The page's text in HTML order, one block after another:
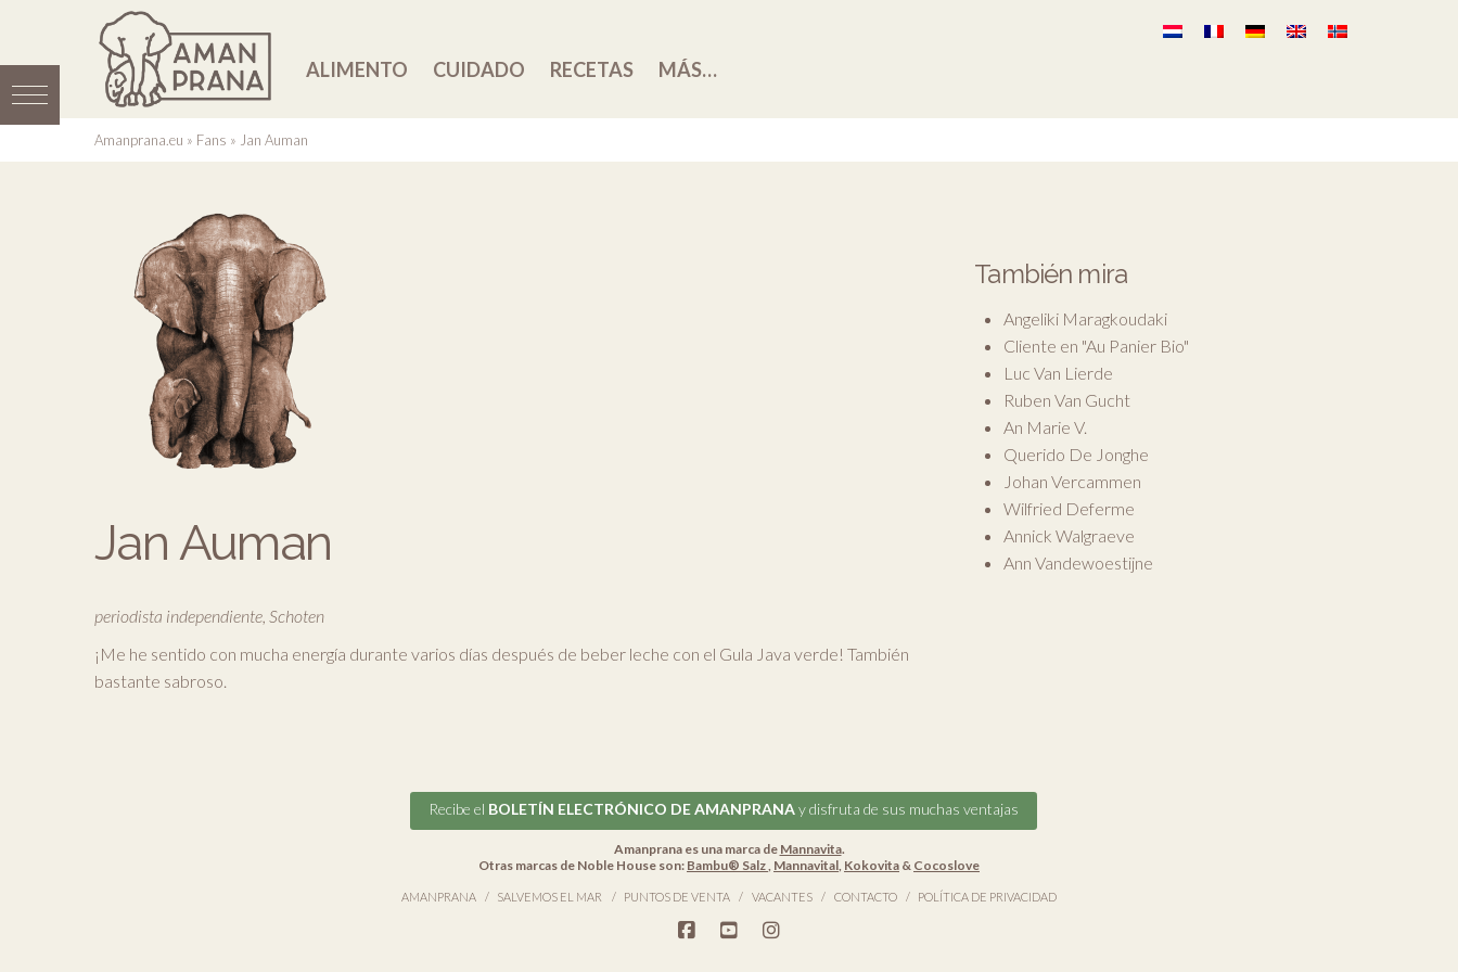
ALIMENTO CUIDADO RECETAS MÁS…
Amanprana.eu » Fans » Jan Auman
Jan Auman
periodista independiente, Schoten
¡Me he sentido con mucha energía durante varios días después de beber leche con el Gula Java verde! También
bastante sabroso.
También mira
Angeliki Maragkoudaki
Cliente en "Au Panier Bio"
Luc Van Lierde
Ruben Van Gucht
An Marie V.
Querido De Jonghe
Johan Vercammen
Wilfried Deferme
Annick Walgraeve
Ann Vandewoestijne
Recibe el BOLETÍN ELECTRÓNICO DE AMANPRANAy disfruta de sus muchas ventajas
Amanprana es una marca de Mannavita.
Otras marcas de Noble House son: Bambu® Salz, Mannavital, Kokovita & Cocoslove
AMANPRANA SALVEMOS EL MAR PUNTOS DE VENTA VACANTES CONTACTO POLÍTICA DE PRIVACIDAD